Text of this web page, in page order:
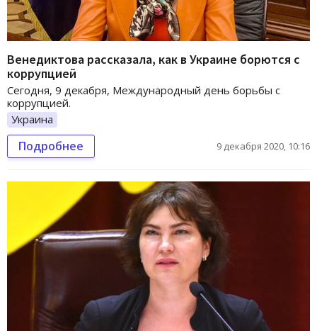
Венедиктова рассказала, как в Украине борются с
коррупцией
Сегодня, 9 декабря, Международный день борьбы с
коррупцией.
Украина
Подробнее 9 декабря 2020, 10:16